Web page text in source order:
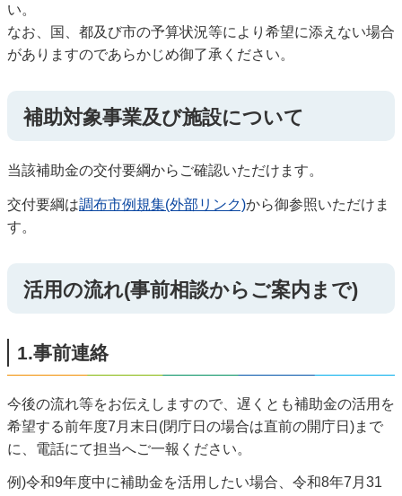
い。
なお、国、都及び市の予算状況等により希望に添えない場合
がありますのであらかじめ御了承ください。
補助対象事業及び施設について
当該補助金の交付要綱からご確認いただけます。
交付要綱は調布市例規集(外部リンク)から御参照いただけま
す。
活用の流れ(事前相談からご案内まで)
1.事前連絡
今後の流れ等をお伝えしますので、遅くとも補助金の活用を
希望する前年度7月末日(閉庁日の場合は直前の開庁日)まで
に、電話にて担当へご一報ください。
例)令和9年度中に補助金を活用したい場合、令和8年7月31